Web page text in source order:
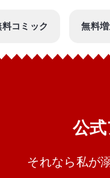
料コミック 無料
公
それなら私が